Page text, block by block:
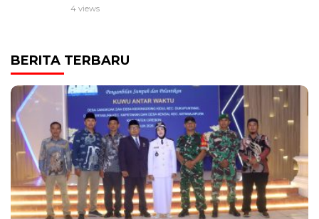
4 views
BERITA TERBARU